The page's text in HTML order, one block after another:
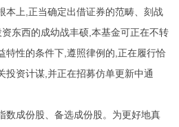
本上,正当确定出借证券的范畴、刻战
东西的成幼战丰硕,本基金可正在不转
特性的条件下,遵照律例的,正在履行恰
投资计谋,并正在招募仿单更新中通
成份股、备选成份股。为更好地真